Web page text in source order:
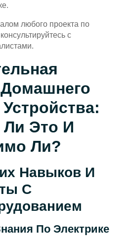
любого проекта по
с
Ли Это И
Ли?
Навыков И
С
По Электрике